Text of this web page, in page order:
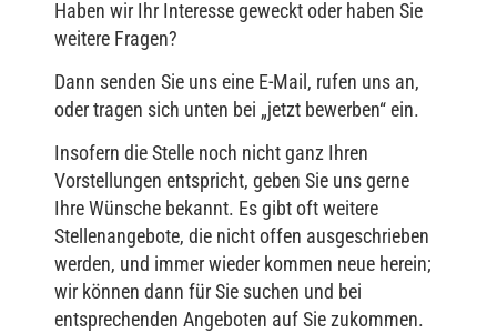
Haben wir Ihr Interesse geweckt oder haben Sie
weitere Fragen?
Dann senden Sie uns eine E-Mail, rufen uns an,
oder tragen sich unten bei „jetzt bewerben“ ein.
Insofern die Stelle noch nicht ganz Ihren
Vorstellungen entspricht, geben Sie uns gerne
Ihre Wünsche bekannt. Es gibt oft weitere
Stellenangebote, die nicht offen ausgeschrieben
werden, und immer wieder kommen neue herein;
wir können dann für Sie suchen und bei
entsprechenden Angeboten auf Sie zukommen.